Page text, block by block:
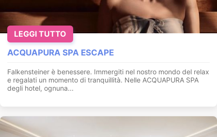
ACQUAPURA SPA ESCAPE
Falkensteiner è benessere. Immergiti nel nostro mondo del relax
e regalati un momento di tranquillità. Nelle ACQUAPURA SPA
degli hotel, ognuna...
LEGGI TUTTO